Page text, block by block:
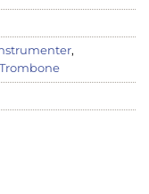
,
Trombone